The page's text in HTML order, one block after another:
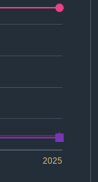
2025